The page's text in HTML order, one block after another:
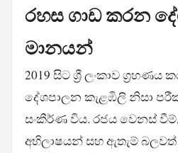
රහස ගාඩ කරන
මානයන්
2019 සිට ශ්‍රී ලංකාව
දේශපාලන කැළඹිලි නිසා
සංකීර්ණ විය. රජය වෙනස්
අභිලාෂයන් සහ ඇතැම්